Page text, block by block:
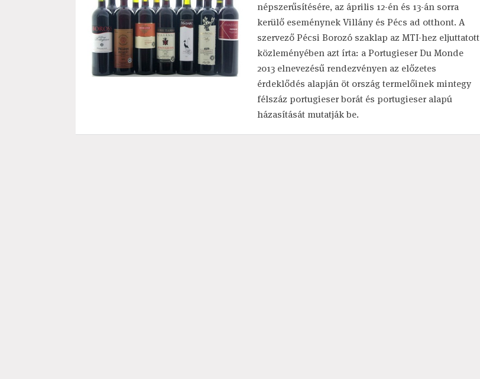
népszerűsítésére, az április 12-én és 13-án sorra
kerülő eseménynek Villány és Pécs ad otthont. A
szervező Pécsi Borozó szaklap az MTI-hez eljuttatott
közleményében azt írta: a Portugieser Du Monde
2013 elnevezésű rendezvényen az előzetes
érdeklődés alapján öt ország termelőinek mintegy
félszáz portugieser borát és portugieser alapú
házasítását mutatják be.